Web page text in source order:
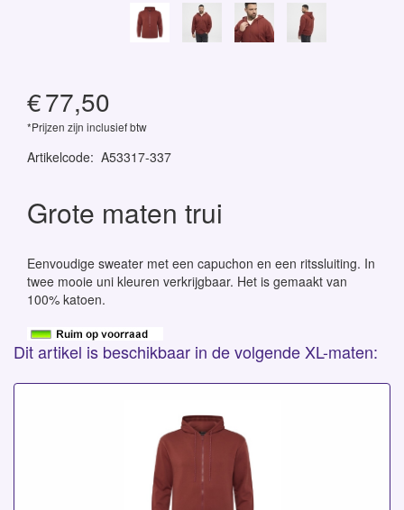
€77,50
*Prijzen zijn inclusief btw
Artikelcode: A53317-337
Grote maten trui
Eenvoudige sweater met een capuchon en een ritssluiting. In
twee mooie uni kleuren verkrijgbaar. Het is gemaakt van
100% katoen.
Dit artikel is beschikbaar in de volgende XL-maten: